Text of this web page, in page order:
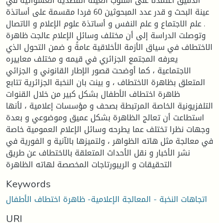
عينة البحث و قدر عدد المبحوثين 60 فردا مقسمة على أساتذة
علم الاجتماع و علم النفس و أساتذة علوم الإعلام و الاتصال .
وتوصلت الدراسة إلى أن مختلف وسائل الإعلام عالجت ظاهرة
الاختطاف في سياق الأزمة الأخلاقية عامةً و ضمن التحول الذي
يعرفه المجتمع الجزائري في قيمه و مختلف معاييره
الاجتماعية ، كما أوضحت قصور الإطار القانوني و الجزائي
المتعلق بظاهرة الاختطاف ، و بينت بان النخبة الجزائرية تتابع
ظاهرة اختطاف الأطفال بشكل كبير من خلال القنوات
التلفزيونية الخاصة المرتبطة بصحف و مؤسسات إعلامية ، لأنها
استطاعت أن تعالج الظاهرة بشكل عميق وموضوعي و بعدة
وجهات نظرا تختلف عما يطرحه وسائل الإعلام العمومية خاصة
في معالجة مثل هاته الظواهر ، ولتميزها بالآنية و الفورية في
نشر الأخبار و نقل الأحداث المتعلقة بالاختطاف عن طريق
التحقيقات و الريبورتاجات المخصصة لهاته الظاهرة
Keywords
اتجاهات النخبة - المعالجة الإعلامية- ظاهرة اختطاف الأطفال
URI